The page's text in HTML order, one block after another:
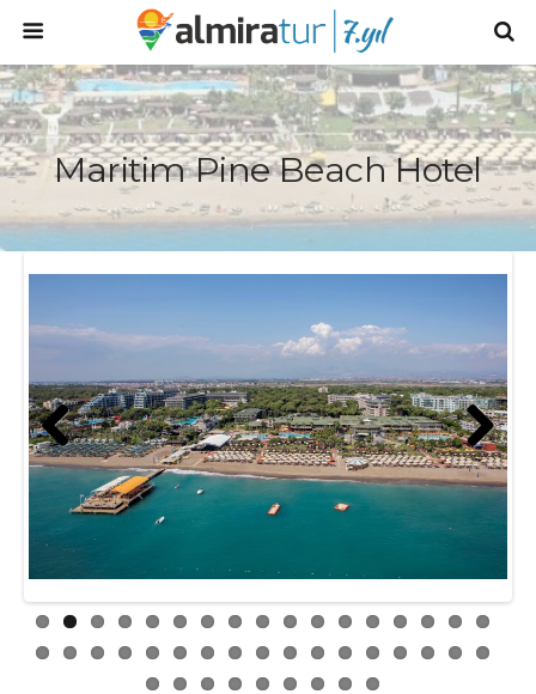
Maritim Pine Beach Hotel
Prev
ious
Next